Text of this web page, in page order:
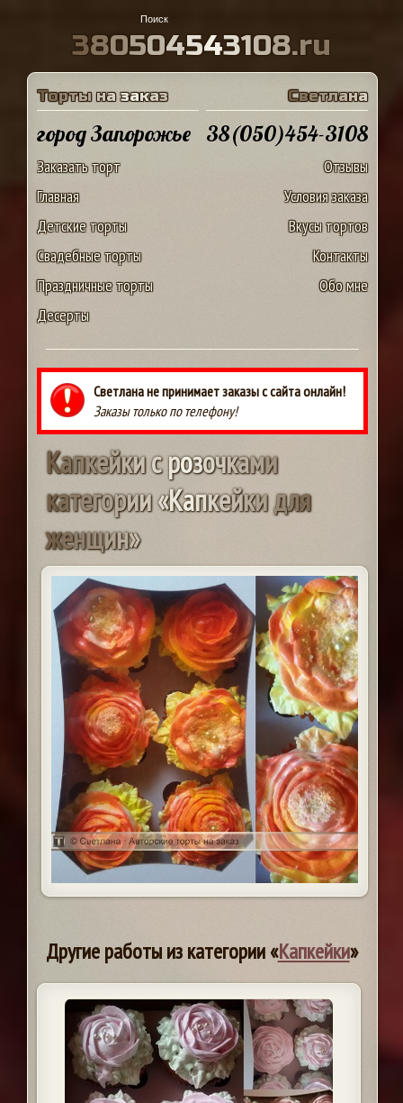
380504543108.ru
Торты на заказ
город Запорожье
Заказать торт
Главная
Детские торты
Свадебные торты
Праздничные торты
Десерты
Светлана
38(050)454-3108
Отзывы
Условия заказа
Вкусы тортов
Контакты
Обо мне
Светлана не принимает заказы с сайта онлайн!
Заказы только по телефону!
Капкейкисрозочками
категории«Капкейкидля
женщин»
Другие работы из категории «Капкейки»